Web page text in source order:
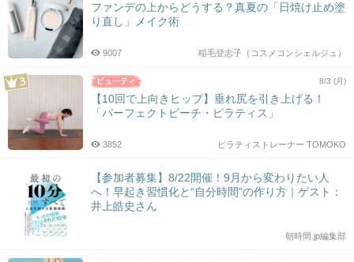
ファンデの上からどうする？真夏の「日焼け止め塗
り直し」メイク術
稲毛登志子（コスメコンシェルジュ）
9007
8/3 (月)
【10回で上向きヒップ】垂れ尻を引き上げる！
「パーフェクトピーチ・ピラティス」
ピラティストレーナー TOMOKO
3852
【参加者募集】8/22開催！9月から変わりたい人
へ！早起き習慣化と“自分時間”の作り方｜ゲスト：
井上皓史さん
朝時間.jp編集部